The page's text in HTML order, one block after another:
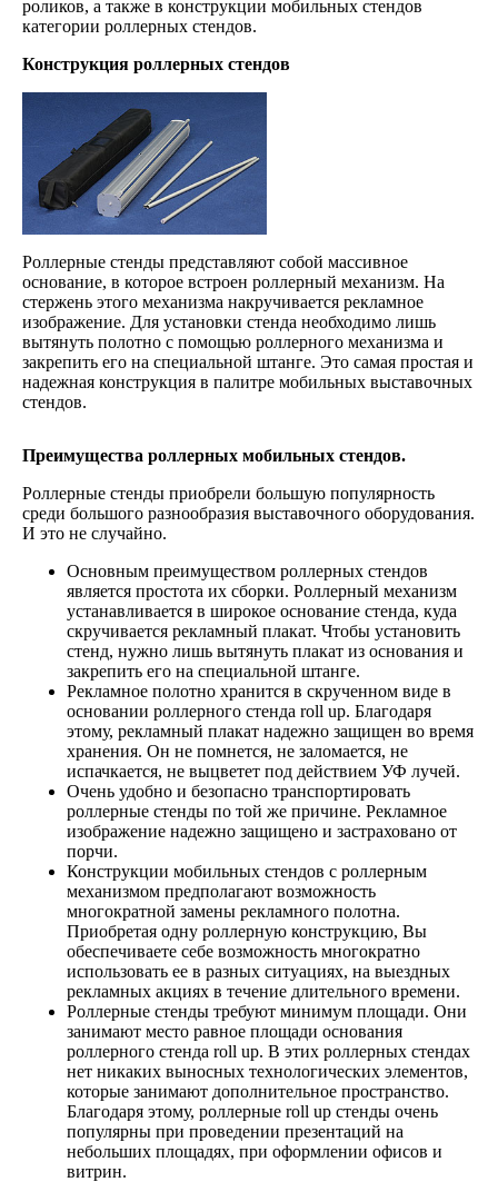
роликов, а также в конструкции мобильных стендов
категории роллерных стендов.
Конструкция роллерных стендов
Роллерные стенды представляют собой массивное
основание, в которое встроен роллерный механизм. На
стержень этого механизма накручивается рекламное
изображение. Для установки стенда необходимо лишь
вытянуть полотно с помощью роллерного механизма и
закрепить его на специальной штанге. Это самая простая и
надежная конструкция в палитре мобильных выставочных
стендов.
Преимущества роллерных мобильных стендов.
Роллерные стенды приобрели большую популярность
среди большого разнообразия выставочного оборудования.
И это не случайно.
Основным преимуществом роллерных стендов
является простота их сборки. Роллерный механизм
устанавливается в широкое основание стенда, куда
скручивается рекламный плакат. Чтобы установить
стенд, нужно лишь вытянуть плакат из основания и
закрепить его на специальной штанге.
Рекламное полотно хранится в скрученном виде в
основании роллерного стенда roll up. Благодаря
этому, рекламный плакат надежно защищен во время
хранения. Он не помнется, не заломается, не
испачкается, не выцветет под действием УФ лучей.
Очень удобно и безопасно транспортировать
роллерные стенды по той же причине. Рекламное
изображение надежно защищено и застраховано от
порчи.
Конструкции мобильных стендов с роллерным
механизмом предполагают возможность
многократной замены рекламного полотна.
Приобретая одну роллерную конструкцию, Вы
обеспечиваете себе возможность многократно
использовать ее в разных ситуациях, на выездных
рекламных акциях в течение длительного времени.
Роллерные стенды требуют минимум площади. Они
занимают место равное площади основания
роллерного стенда roll up. В этих роллерных стендах
нет никаких выносных технологических элементов,
которые занимают дополнительное пространство.
Благодаря этому, роллерные roll up стенды очень
популярны при проведении презентаций на
небольших площадях, при оформлении офисов и
витрин.